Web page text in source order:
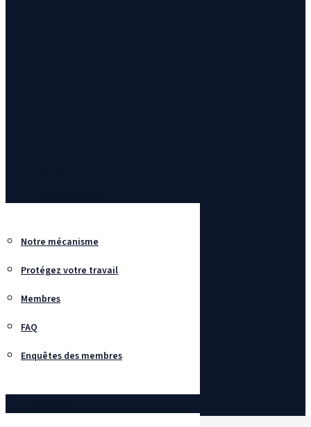
Notre mécanisme
Protégez votre travail
Membres
FAQ
Enquêtes des membres